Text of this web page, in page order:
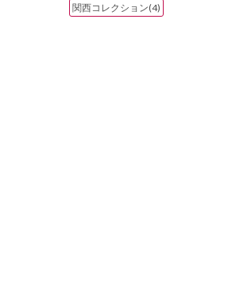
関西コレクション(4)